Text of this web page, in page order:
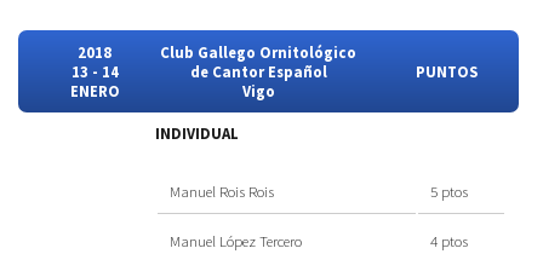
2018
13 - 14
ENERO
Club Gallego Ornitológico
de Cantor Español
Vigo
PUNTOS
INDIVIDUAL
Manuel Rois Rois 5 ptos
Manuel López Tercero 4 ptos